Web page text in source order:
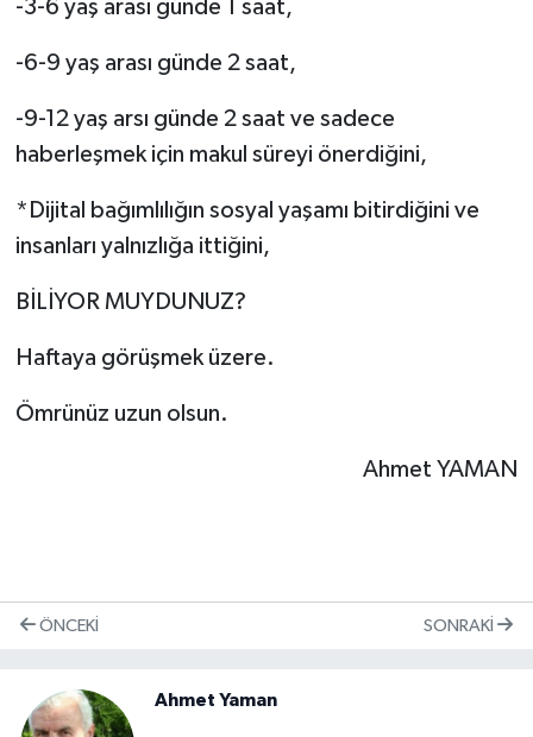
-3-6 yaş arası günde 1 saat,
-6-9 yaş arası günde 2 saat,
-9-12 yaş arsı günde 2 saat ve sadece
haberleşmek için makul süreyi önerdiğini,
*Dijital bağımlılığın sosyal yaşamı bitirdiğini ve
insanları yalnızlığa ittiğini,
BİLİYOR MUYDUNUZ?
Haftaya görüşmek üzere.
Ömrünüz uzun olsun.
Ahmet YAMAN
ÖNCEKI SONRAKI
Ahmet Yaman